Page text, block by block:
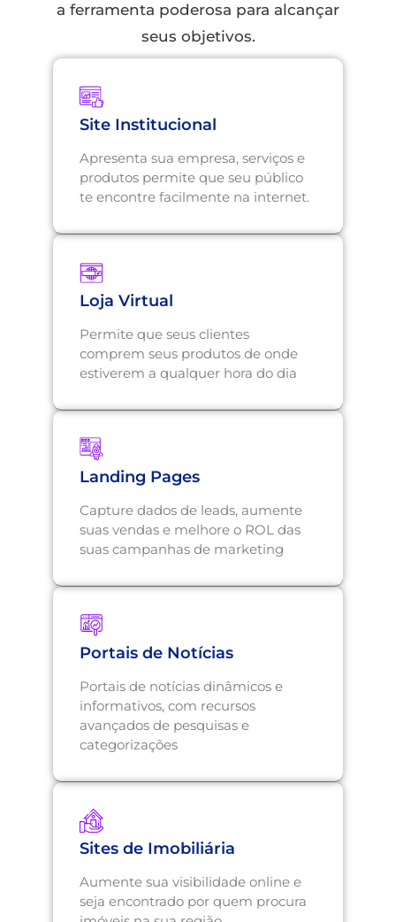
a ferramenta poderosa para alcançar
seus objetivos.
Site Institucional
Apresenta sua empresa, serviços e
produtos permite que seu público
te encontre facilmente na internet.
Loja Virtual
Permite que seus clientes
comprem seus produtos de onde
estiverem a qualquer hora do dia
Landing Pages
Capture dados de leads, aumente
suas vendas e melhore o ROL das
suas campanhas de marketing
Portais de Notícias
Portais de notícias dinâmicos e
informativos, com recursos
avançados de pesquisas e
categorizações
Sites de Imobiliária
Aumente sua visibilidade online e
seja encontrado por quem procura